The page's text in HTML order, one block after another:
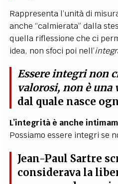
Rappresenta l’unità di
anche “calmierata” dalla
quella riflessione che ci
idea, non sfoci poi nell’
Essere integri non
valorosi, non è
dal quale nasce
L’integrità è anche
Possiamo essere integri se
Jean-Paul Sartre
considerava la